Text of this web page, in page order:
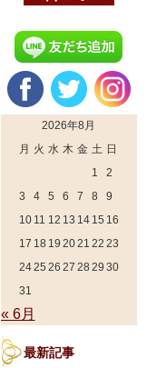
2026年8月
月 火 水 木 金 土 日
1
2
3
4 5 6 7 8
9
10 11 12 13 14 15 16
17 18 19 2021 22 23
2425 26 27 28 29 30
31
« 6月
最新記事